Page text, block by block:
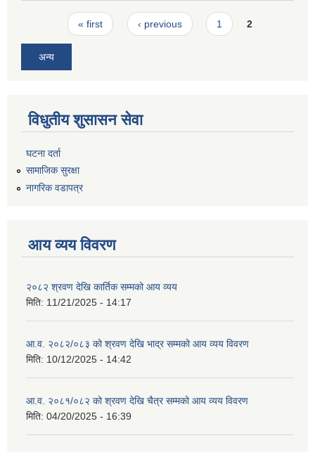
Pages« first ‹ previous 1 2
अन्य
विधुतीय शुसासन सेवा
घटना दर्ता
सामाजिक सुरक्षा
नागरिक वडापत्र
आय व्यय विवरण
२०८२ श्रवण देखि कार्तिक सम्मको आय व्यय
मिति: 11/21/2025 - 14:17
आ.व. २०८२/०८३ को श्रवण देखि भाद्र सम्मको आय व्यय विवरण
मिति: 10/12/2025 - 14:42
आ.व. २०८१/०८२ को श्रवण देखि चैत्र सम्मको आय व्यय विवरण
मिति: 04/20/2025 - 16:39